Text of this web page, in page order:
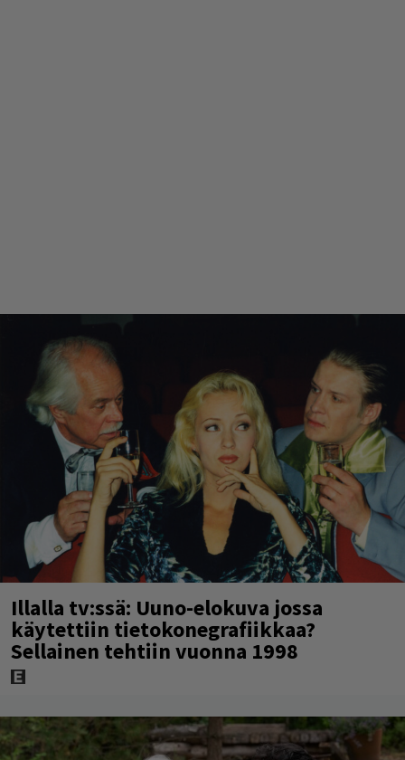
Illalla tv:ssä: Uuno-elokuva jossa
käytettiin tietokonegrafiikkaa?
Sellainen tehtiin vuonna 1998